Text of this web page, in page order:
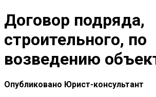
Договор подряда,
строительного, по
возведению
Опубликовано Юрист-консультант